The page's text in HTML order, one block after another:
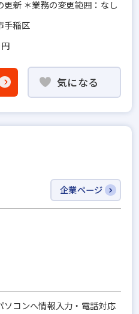
更新 ＊業務の変更範囲：なし
手稲区
気になる
企業ページ
ソコンへ情報入力・電話対応